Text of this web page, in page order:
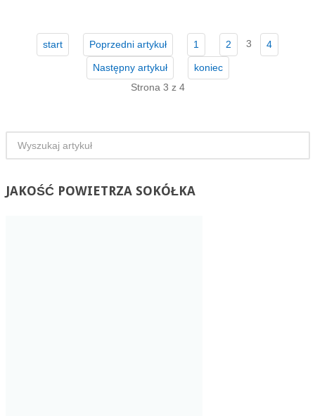
start Poprzedni artykuł 1 2 3 4
Następny artykuł
koniec
Strona 3 z 4
JAKOŚĆPOWIETRZA SOKÓŁKA